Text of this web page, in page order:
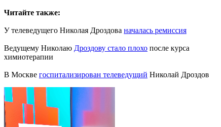
Читайте также:
У телеведущего Николая Дроздова началась ремиссия
Ведущему Николаю Дроздову стало плохо после курса
химиотерапии
В Москве госпитализирован телеведущий Николай Дроздов